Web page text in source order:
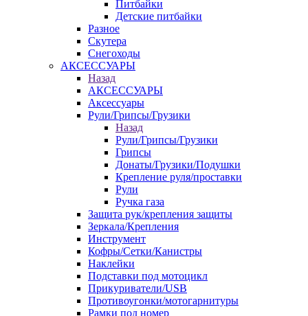
Питбайки
Детские питбайки
Разное
Скутера
Снегоходы
АКСЕССУАРЫ
Назад
АКСЕССУАРЫ
Аксессуары
Рули/Грипсы/Грузики
Назад
Рули/Грипсы/Грузики
Грипсы
Донаты/Грузики/Подушки
Крепление руля/проставки
Рули
Ручка газа
Защита рук/крепления защиты
Зеркала/Крепления
Инструмент
Кофры/Сетки/Канистры
Наклейки
Подставки под мотоцикл
Прикуриватели/USB
Противоугонки/мотогарнитуры
Рамки под номер